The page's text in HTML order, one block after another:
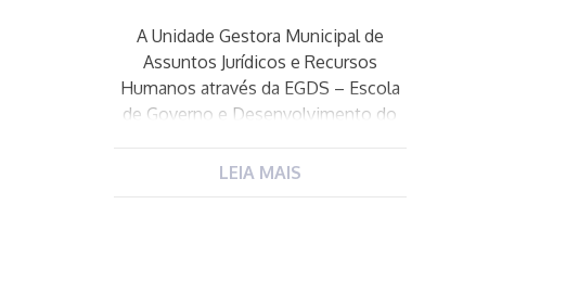
A Unidade Gestora Municipal de
Assuntos Jurídicos e Recursos
Humanos através da EGDS – Escola
de Governo e Desenvolvimento do
LIBRAS – Língua Brasileira de Sinais.
LEIA MAIS